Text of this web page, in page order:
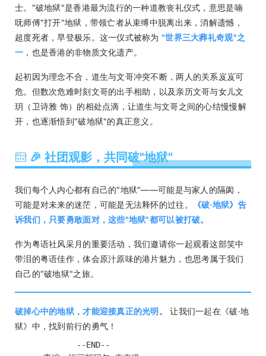
士。"破地狱"是香港最为流行的一种道教丧礼仪式，意思是喃
呒师傅"打开"地狱，带领亡者从束缚中脱离出来，消解遗憾，
超度死者，早登极乐。这一仪式被称为"世界三大葬礼奇观"之
一 ，也是香港的非物质文化遗产。
起初因为理念不合，道生与文哥冲突不断，两人的关系岌岌可
危。但数次危难时刻文哥的出手相助，以及亲历文哥与女儿文
玥（卫诗雅 饰）的相处点滴，让道生与文哥之间的心结慢慢解
开，也逐渐悟到"破地狱"的真正意义。
🎉 社团观影，共同破"地狱"
我们每个人内心都有自己的"地狱"——可能是与家人的隔阂，
可能是对未来的迷茫，可能是无法释怀的过往。
《破·地狱》告
诉我们，只要勇敢面对，这些"地狱"都可以被打破。
作为粤语社风采月的重要活动，我们邀请你一起观看这部笑中
带泪的粤语佳作，体会原汁原味的港片魅力，也思考属于我们
自己的"破地狱"之旅。
破掉心中的地狱，才能迎接真正的光明。
让我们一起在《破·地
狱》中，找到前行的勇气！
             --END--